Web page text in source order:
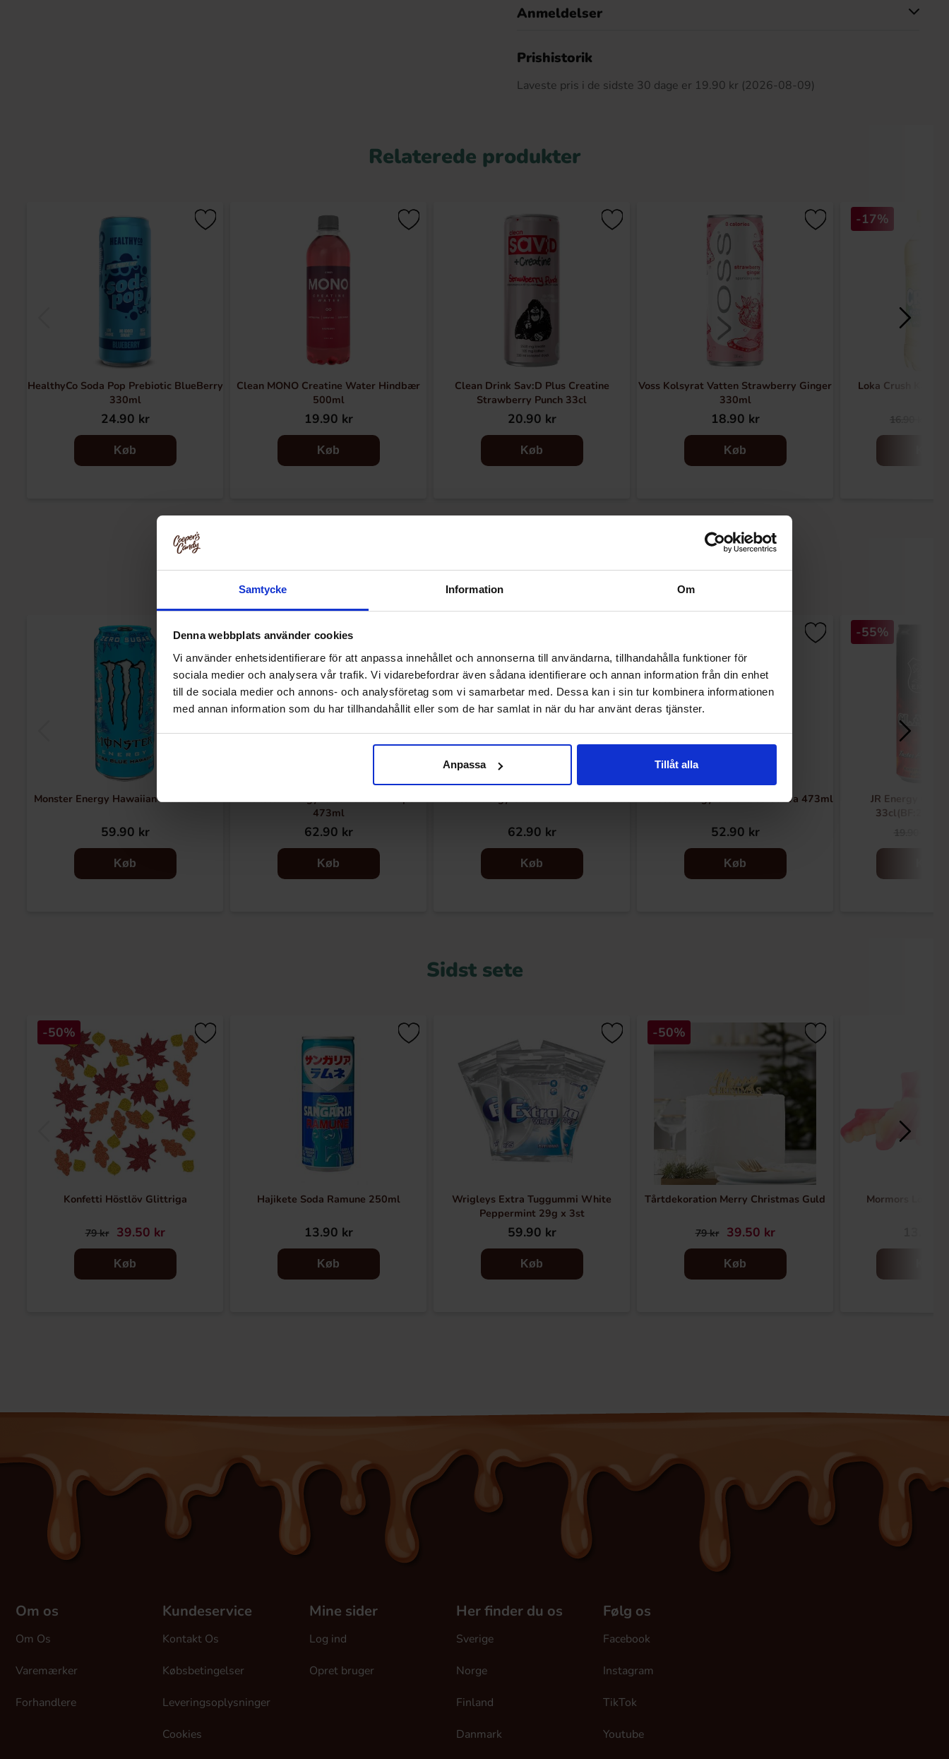
Samtycke Information Om
Denna webbplats använder cookies
Vi använder enhetsidentifierare för att anpassa innehållet och annonserna till användarna, tillhandahålla funktioner för
sociala medier och analysera vår trafik. Vi vidarebefordrar även sådana identifierare och annan information från din enhet
till de sociala medier och annons- och analysföretag som vi samarbetar med. Dessa kan i sin tur kombinera informationen
med annan information som du har tillhandahållit eller som de har samlat in när du har använt deras tjänster.
Anpassa Tillåt alla
Anmeldelser
Prishistorik
Laveste pris i de sidste 30 dage er 19.90 kr (2026-08-09)
Relaterede produkter
HealthyCo Soda Pop Prebiotic BlueBerry
330ml
24.90 kr
Køb
Clean MONO Creatine Water Hindbær
500ml
19.90 kr
Køb
Clean Drink Sav:D Plus Creatine
Strawberry Punch 33cl
20.90 kr
Køb
Voss Kolsyrat Vatten Strawberry Ginger
330ml
18.90 kr
Køb
-17%
Loka Crush
16.90 kr
Andre kunne lide
Monster Energy Hawaiian Blue 473ml
59.90 kr
Køb
Ny!
Monster Energy Juice Voodoo Grape
473ml
62.90 kr
Køb
Monster Energy Ultra Punk Punch 473ml
62.90 kr
Køb
Monster Energy Ultra Vice Guava 473ml
52.90 kr
Køb
-55%
JR Energy
Sidst sete
-50%
Konfetti Höstlöv Glittriga
79 kr 39.50 kr
Køb
Hajikete Soda Ramune 250ml
13.90 kr
Køb
Wrigleys Extra Tuggummi White
Peppermint 29g x 3st
59.90 kr
Køb
-50%
Tårtdekoration Merry Christmas Guld
79 kr 39.50 kr
Køb
Mormors
Om os
Om Os
Varemærker
Forhandlere
Kundeservice
Kontakt Os
Købsbetingelser
Leveringsoplysninger
Cookies
Mine sider
Log ind
Opret bruger
Her finder du os
Sverige
Norge
Finland
Danmark
Følg os
Facebook
Instagram
TikTok
Youtube